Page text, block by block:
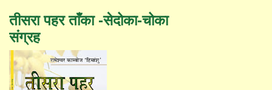
तीसरा पहर ताँका -सेदोका-चोका
संग्रह